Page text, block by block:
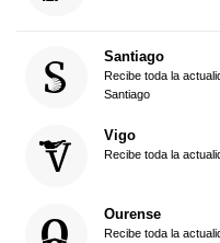
Santiago
Recibe toda la
Santiago
Vigo
Recibe toda la
Ourense
Recibe toda la